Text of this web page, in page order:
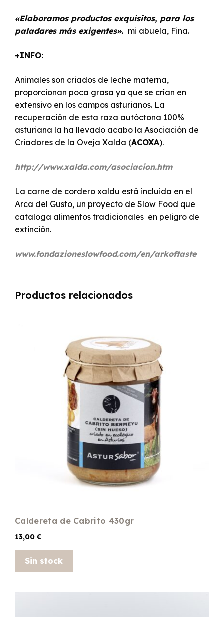
«Elaboramos productos exquisitos, para los
paladares más exigentes». mi abuela, Fina.
+INFO:
Animales son criados de leche materna,
proporcionan poca grasa ya que se crían en
extensivo en los campos asturianos. La
recuperación de esta raza autóctona 100%
asturiana la ha llevado acabo la Asociación de
Criadores de la Oveja Xalda (ACOXA).
http://www.xalda.com/asociacion.htm
La carne de cordero xaldu está incluida en el
Arca del Gusto, un proyecto de Slow Food que
cataloga alimentos tradicionales en peligro de
extinción.
www.fondazioneslowfood.com/en/arkoftaste
Productos relacionados
Caldereta de Cabrito 430gr
13,00 €
Sin stock